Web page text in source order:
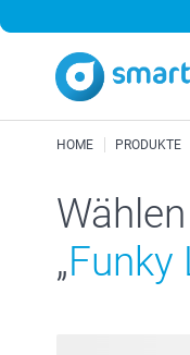
HOME PRODUKTE
„Funky